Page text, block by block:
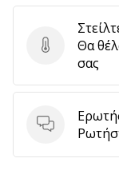
Στείλτε
Θα
σας
Ερωτήσεις